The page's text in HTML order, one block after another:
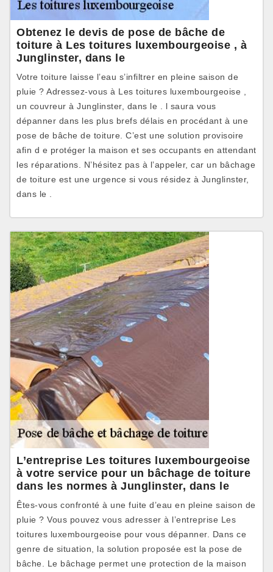
Obtenez le devis de pose de bâche de
toiture à Les toitures luxembourgeoise , à
Junglinster, dans le
Votre toiture laisse l’eau s’infiltrer en pleine saison de
pluie ? Adressez-vous à Les toitures luxembourgeoise ,
un couvreur à Junglinster, dans le . l saura vous
dépanner dans les plus brefs délais en procédant à une
pose de bâche de toiture. C’est une solution provisoire
afin d e protéger la maison et ses occupants en attendant
les réparations. N’hésitez pas à l’appeler, car un bâchage
de toiture est une urgence si vous résidez à Junglinster,
dans le .
L’entreprise Les toitures luxembourgeoise
à votre service pour un bâchage de toiture
dans les normes à Junglinster, dans le
Êtes-vous confronté à une fuite d’eau en pleine saison de
pluie ? Vous pouvez vous adresser à l’entreprise Les
toitures luxembourgeoise pour vous dépanner. Dans ce
genre de situation, la solution proposée est la pose de
bâche. Le bâchage permet une protection de la maison